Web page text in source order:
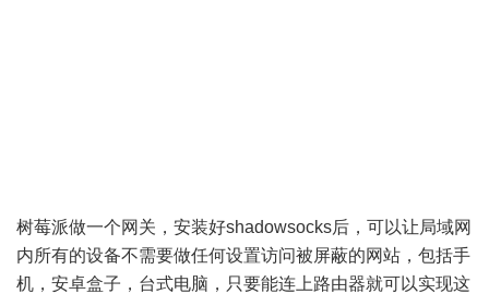
树莓派做一个网关，安装好shadowsocks后，可以让局域网
内所有的设备不需要做任何设置访问被屏蔽的网站，包括手
机，安卓盒子，台式电脑，只要能连上路由器就可以实现这